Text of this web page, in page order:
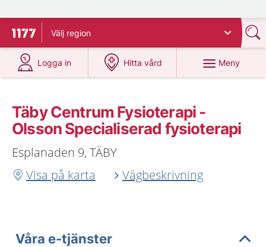
Till startsidan för 1177
Välj region
Logga in
på 1177.se
Hitta vård
på 1177.se
Meny
Täby Centrum Fysioterapi -
Olsson Specialiserad fysioterapi
Esplanaden 9, TÄBY
Visa på karta
Vägbeskrivning
Våra e-tjänster